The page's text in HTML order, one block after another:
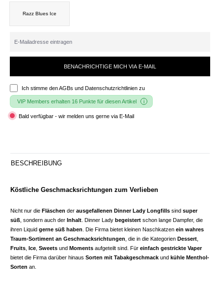
Razz Blues Ice
BENACHRICHTIGE MICH VIA E-MAIL
Ich stimme denAGBs und Datenschutzrichtlinien zu
VIP Members erhalten 16 Punkte für diesen Artikel
Bald verfügbar - wir melden uns gerne via E-Mail
BESCHREIBUNG
Köstliche Geschmacksrichtungen zum Verlieben
Nicht nur die Fläschen der ausgefallenen Dinner Lady Longfills sind super
süß , sondern auch der Inhalt . Dinner Lady begeistert schon lange Dampfer, die
ihren Liquid gerne süß haben . Die Firma bietet kleinen Naschkatzen ein wahres
Traum-Sortiment an Geschmacksrichtungen , die in die Kategorien Dessert
Fruits Ice Sweets und Moments aufgeteilt sind. Für einfach gestrickte Vaper
bietet die Firma darüber hinaus Sorten mit Tabakgeschmack und kühle Menthol-
Sorten an.